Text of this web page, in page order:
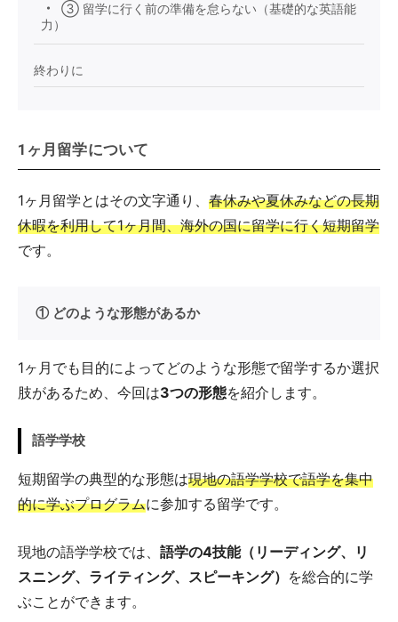
③ 留学に行く前の準備を怠らない（基礎的な英語能
力）
終わりに
1ヶ月留学について
1ヶ月留学とはその文字通り、 春休みや夏休みなどの長期
休暇を利用して1ヶ月間、海外の国に留学に行く短期留学
です。
① どのような形態があるか
1ヶ月でも目的によってどのような形態で留学するか選択
肢があるため、今回は3つの形態を紹介します。
語学学校
短期留学の典型的な形態は現地の語学学校で語学を集中
的に学ぶプログラムに参加する留学です。
現地の語学学校では、 語学の4技能（リーディング、リ
スニング、ライティング、スピーキング） を総合的に学
ぶことができます。